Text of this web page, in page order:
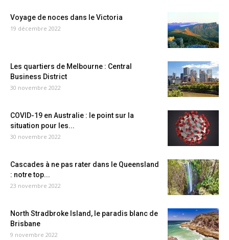
Voyage de noces dans le Victoria
19 décembre 2022
Les quartiers de Melbourne : Central
Business District
30 novembre 2022
COVID-19 en Australie : le point sur la
situation pour les...
30 novembre 2022
Cascades à ne pas rater dans le Queensland
: notre top...
23 novembre 2022
North Stradbroke Island, le paradis blanc de
Brisbane
9 novembre 2022